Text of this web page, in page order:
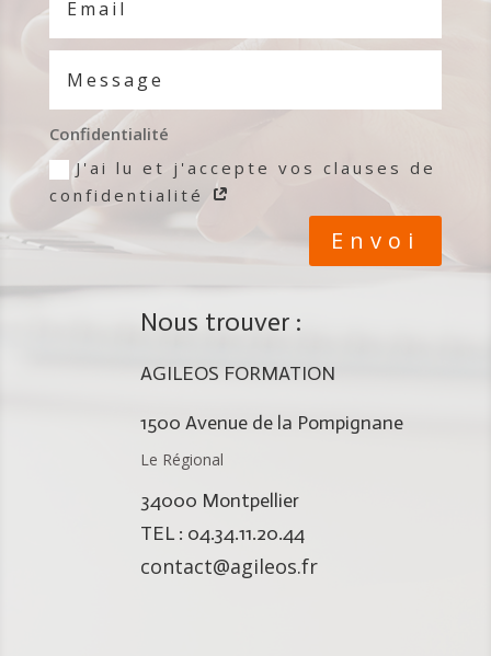
Confidentialité
J'ai lu et j'accepte vos clauses de
confidentialité
Envoi
Nous trouver :
AGILEOS FORMATION
1500 Avenue de la Pompignane
Le Régional
34000 Montpellier
TEL : 04.34.11.20.44
contact@agileos.fr